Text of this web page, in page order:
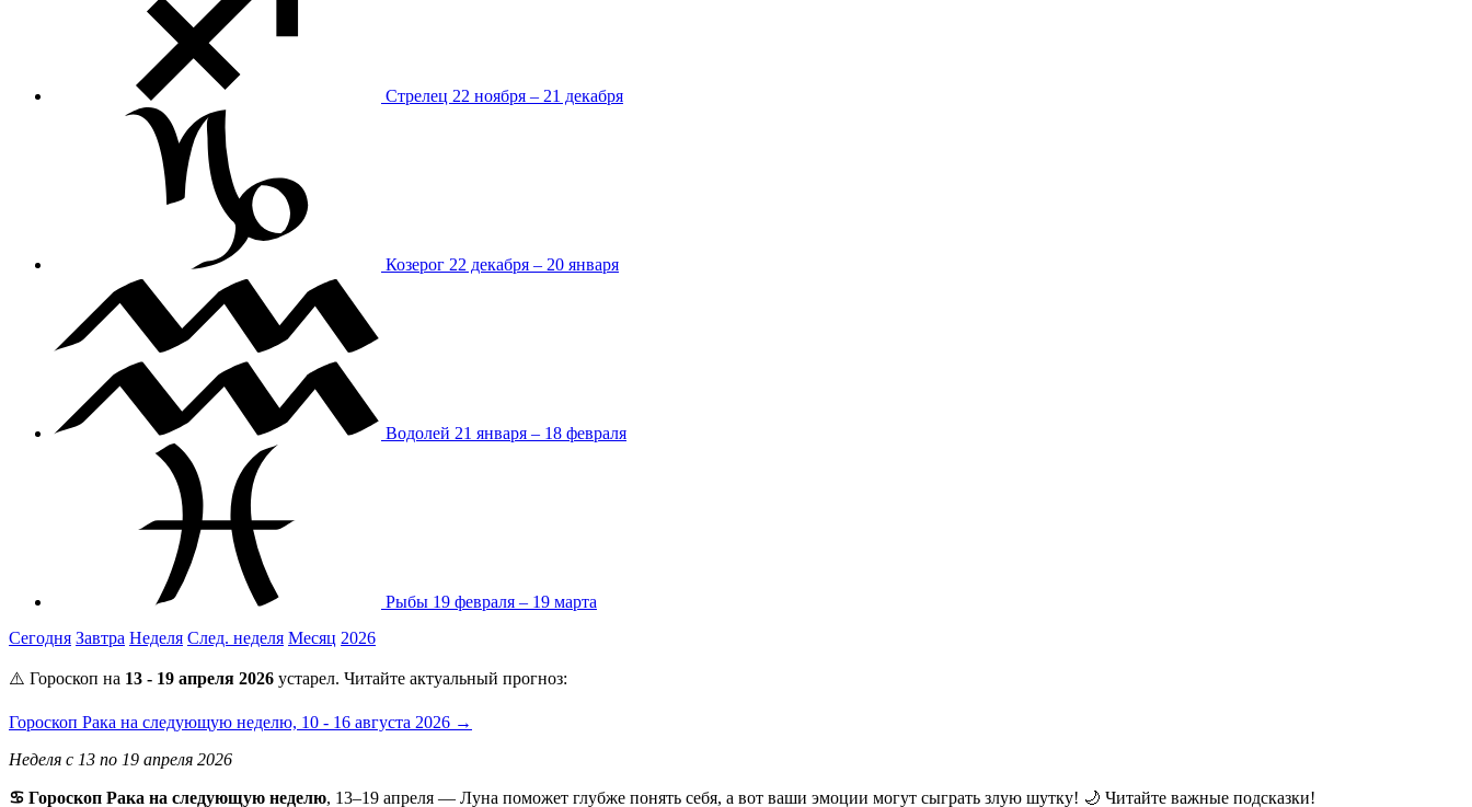
Стрелец 22 ноября – 21 декабря
Козерог 22 декабря – 20 января
Водолей 21 января – 18 февраля
Рыбы 19 февраля – 19 марта
Сегодня Завтра Неделя След. неделя Месяц 2026
⚠️ Гороскоп на 13 - 19 апреля 2026 устарел. Читайте актуальный прогноз:
Гороскоп Рака на следующую неделю, 10 - 16 августа 2026 →
Неделя с 13 по 19 апреля 2026
♋ Гороскоп Рака на следующую неделю, 13–19 апреля — Луна поможет глубже понять себя, а вот ваши эмоции могут сыграть злую шутку! 🌙 Читайте важные подсказки!